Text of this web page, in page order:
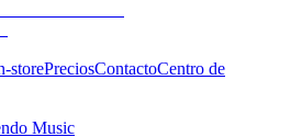
storePreciosContactoCentro de
Music